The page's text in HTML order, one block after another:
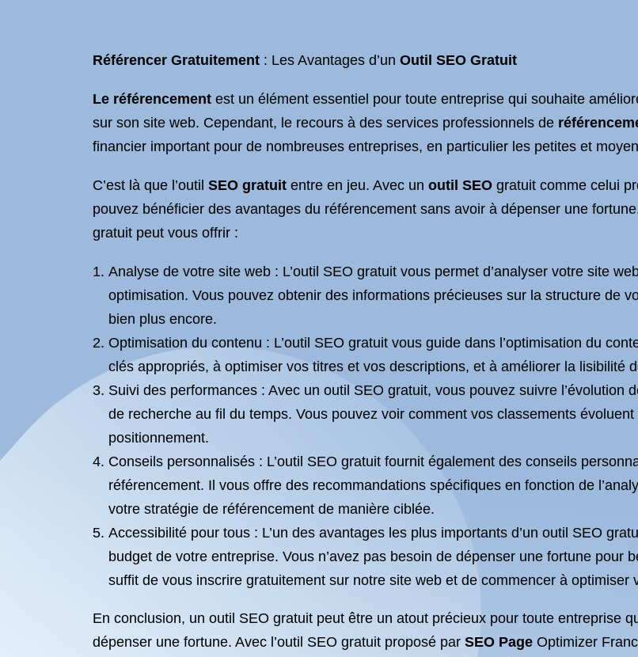
Référencer Gratuitement : Les Avantages d’un Outil SEO Gratuit
Le référencement est un élément essentiel pour toute entreprise qui souhaite
sur son site web. Cependant, le recours à des services professionnels de
financier important pour de nombreuses entreprises, en particulier les petites et
C’est là que l’outil SEO gratuit entre en jeu. Avec un outil SEO gratuit comme celui
pouvez bénéficier des avantages du référencement sans avoir à dépenser une
gratuit peut vous offrir :
Analyse de votre site web : L’outil SEO gratuit vous permet d’analyser votre site
optimisation. Vous pouvez obtenir des informations précieuses sur la structure de
bien plus encore.
Optimisation du contenu : L’outil SEO gratuit vous guide dans l’optimisation du
clés appropriés, à optimiser vos titres et vos descriptions, et à améliorer la lisibilité
Suivi des performances : Avec un outil SEO gratuit, vous pouvez suivre l’évolution
de recherche au fil du temps. Vous pouvez voir comment vos classements
positionnement.
Conseils personnalisés : L’outil SEO gratuit fournit également des conseils
référencement. Il vous offre des recommandations spécifiques en fonction de
votre stratégie de référencement de manière ciblée.
Accessibilité pour tous : L’un des avantages les plus importants d’un outil SEO
budget de votre entreprise. Vous n’avez pas besoin de dépenser une fortune pour
suffit de vous inscrire gratuitement sur notre site web et de commencer à optimiser
En conclusion, un outil SEO gratuit peut être un atout précieux pour toute entreprise
dépenser une fortune. Avec l’outil SEO gratuit proposé par SEO Page Optimizer